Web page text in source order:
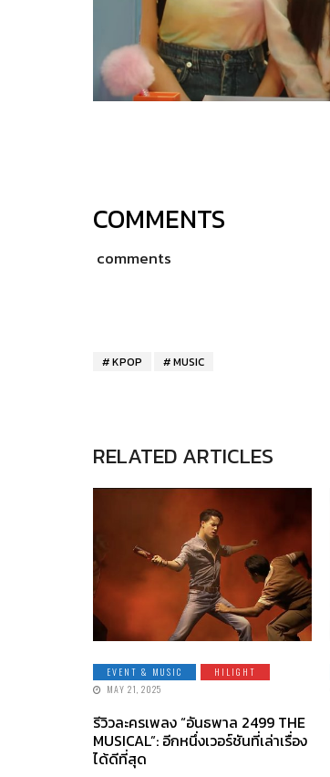
COMMENTS
comments
KPOP MUSIC
RELATED ARTICLES
EVENT & MUSIC
HILIGHT
MAY 21, 2025
รีวิวละครเพลง “อันธพาล 2499 THE
MUSICAL”: อีกหนึ่งเวอร์ชันที่เล่าเรื่อง
ได้ดีที่สุด